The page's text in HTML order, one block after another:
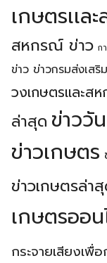
เกษตรเเ
สหกรณ์ ข่าว ก
ข่าว ข่าวกรมส่งเสริ
วงเกษตรเเละส
ล่าสุด ข่าววั
ข่าวเกษตร
ข่าวเกษตรล่า
เกษตรออ
กระจายเสียงเพื่